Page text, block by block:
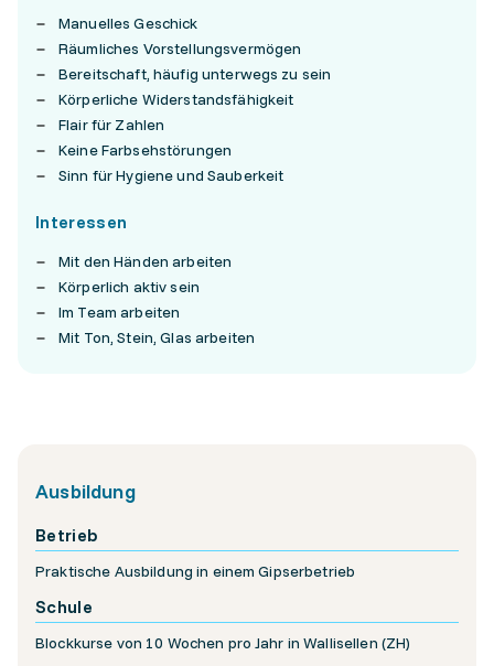
Manuelles Geschick
Räumliches Vorstellungsvermögen
Bereitschaft, häufig unterwegs zu sein
Körperliche Widerstandsfähigkeit
Flair für Zahlen
Keine Farbsehstörungen
Sinn für Hygiene und Sauberkeit
Interessen
Mit den Händen arbeiten
Körperlich aktiv sein
Im Team arbeiten
Mit Ton, Stein, Glas arbeiten
Ausbildung
Betrieb
Praktische Ausbildung in einem Gipserbetrieb
Schule
Blockkurse von 10 Wochen pro Jahr in Wallisellen (ZH)